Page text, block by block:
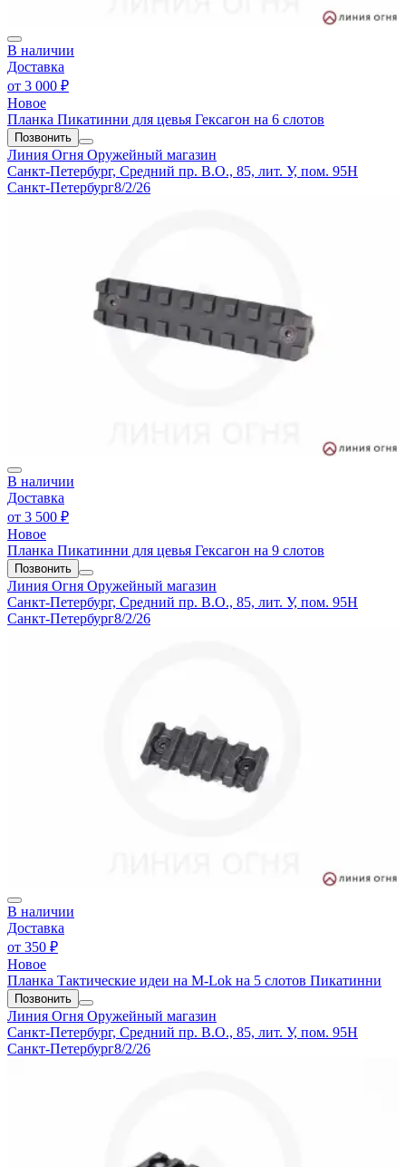
В наличии
Доставка
от 3 000 ₽
Новое
Планка Пикатинни для цевья Гексагон на 6 слотов
Позвонить
Линия Огня Оружейный магазин
Санкт-Петербург, Средний пр. В.О., 85, лит. У, пом. 95Н
Санкт-Петербург8/2/26
В наличии
Доставка
от 3 500 ₽
Новое
Планка Пикатинни для цевья Гексагон на 9 слотов
Позвонить
Линия Огня Оружейный магазин
Санкт-Петербург, Средний пр. В.О., 85, лит. У, пом. 95Н
Санкт-Петербург8/2/26
В наличии
Доставка
от 350 ₽
Новое
Планка Тактические идеи на M-Lok на 5 слотов Пикатинни
Позвонить
Линия Огня Оружейный магазин
Санкт-Петербург, Средний пр. В.О., 85, лит. У, пом. 95Н
Санкт-Петербург8/2/26